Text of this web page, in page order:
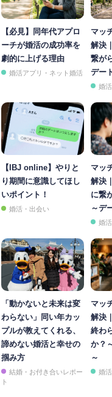
【必見】同年代アプロ
ーチが婚活の成功率を
劇的に上げる理由
婚活アプリ・ネット婚活
マッ
解決
繋が
デー
婚
【IBJ online】やりと
り期間に意識してほし
いポイント！
婚活・出会い
マッ
解決
に繋
～デ
婚
「動かないと未来は変
わらない」同い年カッ
プルが教えてくれる、
諦めない婚活と幸せの
掴み方
結婚・お付き合いレポー
ト
マッ
解決
終わ
か？
～
婚